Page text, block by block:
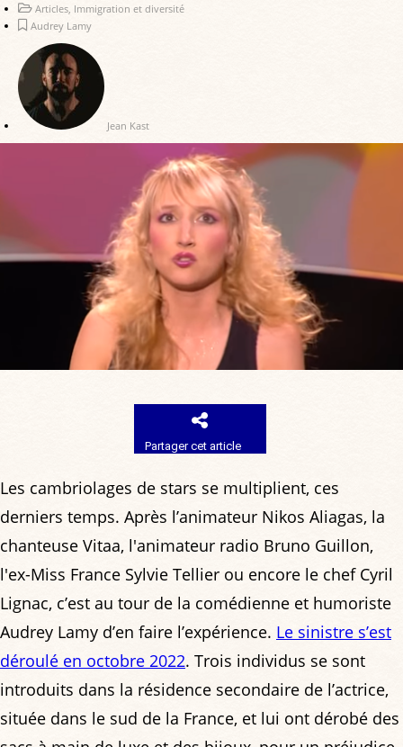
Articles, Immigration et diversité
Audrey Lamy
Jean Kast
Partager cet article
Les cambriolages de stars se multiplient, ces
derniers temps. Après l’animateur Nikos Aliagas, la
chanteuse Vitaa, l'animateur radio Bruno Guillon,
l'ex-Miss France Sylvie Tellier ou encore le chef Cyril
Lignac, c’est au tour de la comédienne et humoriste
Audrey Lamy d’en faire l’expérience. Le sinistre s’est
déroulé en octobre 2022. Trois individus se sont
introduits dans la résidence secondaire de l’actrice,
située dans le sud de la France, et lui ont dérobé des